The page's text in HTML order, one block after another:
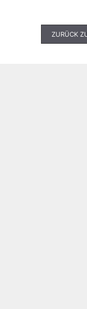
ZURÜCK